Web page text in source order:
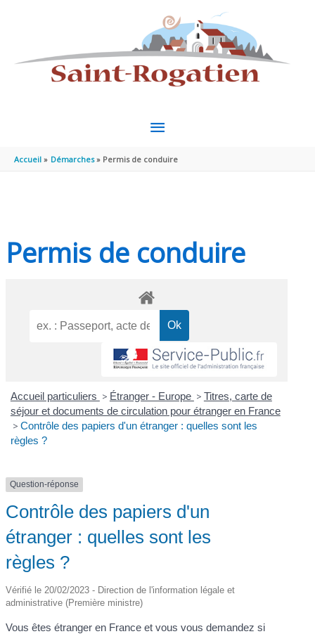
MENU
PRINCIPAL
Accueil Démarches Permis de conduire
Permis de conduire
Accueil particuliers > Étranger - Europe > Titres, carte de
séjour et documents de circulation pour étranger en France
> Contrôle des papiers d'un étranger : quelles sont les
règles ?
Question-réponse
Contrôle des papiers d'un
étranger : quelles sont les
règles ?
Vérifié le 20/02/2023 - Direction de l'information légale et
administrative (Première ministre)
Vous êtes étranger en France et vous vous demandez si